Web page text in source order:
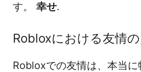
す。 幸せ.
Robloxにおける友情
Robloxでの友情は、本当